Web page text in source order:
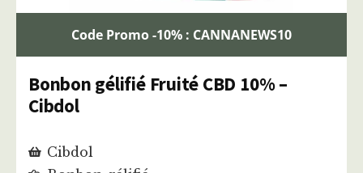
Code Promo -10% : CANNANEWS10
Bonbon gélifié Fruité CBD 10% –
Cibdol
Cibdol